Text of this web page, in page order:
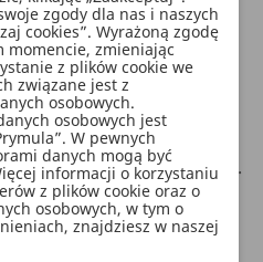
w kolorze różowym ze
wymiary po rozłożeniu ok.
ok. 13.5 x 13 cm.
zgody dla nas i naszych
cookies”. Wyrażoną zgodę
momencie, zmieniając
z plików cookie we
związane jest z
osobowych.
osobowych jest
W pewnych
danych mogą być
informacji o korzystaniu
z plików cookie oraz o
osobowych, w tym o
znajdziesz w naszej